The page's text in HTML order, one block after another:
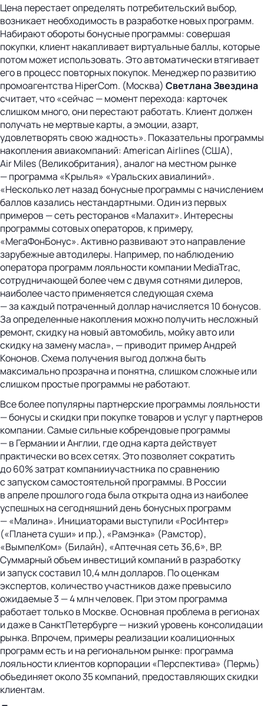
Цена перестает определять потребительский выбор,
возникает необходимость в разработке новых программ.
Набирают обороты бонусные программы: совершая
покупки, клиент накапливает виртуальные баллы, которые
потом может использовать. Это автоматически втягивает
его в процесс повторных покупок. Менеджер по развитию
промоагентства HiperCom. (Москва) Светлана Звездина
считает, что «сейчас — момент перехода: карточек
слишком много, они перестают работать. Клиент должен
получать не мертвые карты, а эмоции, азарт,
удовлетворять свою жадность». Показательны программы
накопления авиакомпаний: American Airlines (США),
Air Miles (Великобритания), аналог на местном рынке
— программа «Крылья» «Уральских авиалиний».
«Несколько лет назад бонусные программы с начислением
баллов казались нестандартными. Один из первых
примеров — сеть ресторанов «Малахит». Интересны
программы сотовых операторов, к примеру,
«МегаФонБонус». Активно развивают это направление
зарубежные автодилеры. Например, по наблюдению
оператора программ лояльности компании MediaTrac,
сотрудничающей более чем с двумя сотнями дилеров,
наиболее часто применяется следующая схема
— за каждый потраченный доллар начисляется 10 бонусов.
За определенные накопления можно получить несложный
ремонт, скидку на новый автомобиль, мойку авто или
скидку на замену масла», — приводит пример Андрей
Кононов. Схема получения выгод должна быть
максимально прозрачна и понятна, слишком сложные или
слишком простые программы не работают.
Все более популярны партнерские программы лояльности
— бонусы и скидки при покупке товаров и услуг у партнеров
компании. Самые сильные кобрендовые программы
— в Германии и Англии, где одна карта действует
практически во всех сетях. Это позволяет сократить
до 60% затрат компанииучастника по сравнению
с запуском самостоятельной программы. В России
в апреле прошлого года была открыта одна из наиболее
успешных на сегодняшний день бонусных программ
— «Малина». Инициаторами выступили «РосИнтер»
(«Планета суши» и пр.), «Рамэнка» (Рамстор),
«ВымпелКом» (Билайн), «Аптечная сеть 36,6», BP.
Суммарный объем инвестиций компаний в разработку
и запуск составил 10,4 млн долларов. По оценкам
экспертов, количество участников даже превысило
ожидаемые 3 — 4 млн человек. При этом программа
работает только в Москве. Основная проблема в регионах
и даже в СанктПетербурге — низкий уровень консолидации
рынка. Впрочем, примеры реализации коалиционных
программ есть и на региональном рынке: программа
лояльности клиентов корпорации «Перспектива» (Пермь)
объединяет около 35 компаний, предоставляющих скидки
клиентам.